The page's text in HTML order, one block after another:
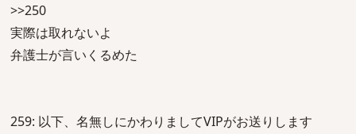
>>250
実際は取れないよ
弁護士が言いくるめた
259: 以下、名無しにかわりましてVIPがお送りします